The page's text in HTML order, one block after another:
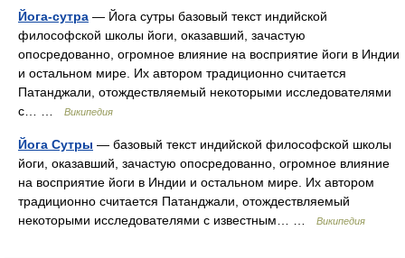
Йога-сутра — Йога сутры базовый текст индийской
философской школы йоги, оказавший, зачастую
опосредованно, огромное влияние на восприятие йоги в Индии
и остальном мире. Их автором традиционно считается
Патанджали, отождествляемый некоторыми исследователями
с… …
Википедия
Йога Сутры — базовый текст индийской философской школы
йоги, оказавший, зачастую опосредованно, огромное влияние
на восприятие йоги в Индии и остальном мире. Их автором
традиционно считается Патанджали, отождествляемый
некоторыми исследователями с известным… …
Википедия